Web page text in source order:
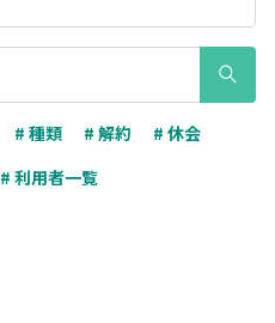
# 種類 # 解約
# 休会
# 利用者一覧